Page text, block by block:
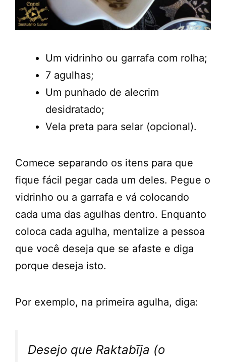
Um vidrinho ou garrafa com rolha;
7 agulhas;
Um punhado de alecrim
desidratado;
Vela preta para selar (opcional).
Comece separando os itens para que
fique fácil pegar cada um deles. Pegue o
vidrinho ou a garrafa e vá colocando
cada uma das agulhas dentro. Enquanto
coloca cada agulha, mentalize a pessoa
que você deseja que se afaste e diga
porque deseja isto.
Por exemplo, na primeira agulha, diga:
Desejo que Raktabīja (o